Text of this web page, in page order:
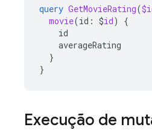
query GetMovieRating(
movie(id : $id)
{
id
averageRating
}
}
Execução de